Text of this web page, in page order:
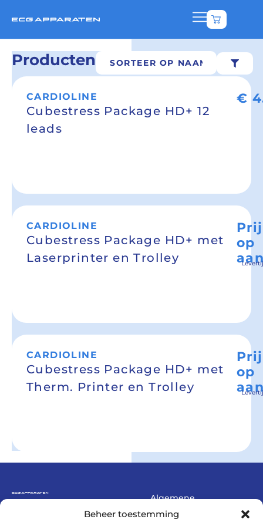
Beheer toestemming
Bekijk
Producten
CARDIOLINE
Cubestress Package HD+ 12
leads
€
CARDIOLINE
Cubestress Package HD+ met
Laserprinter en Trolley
op
CARDIOLINE
Cubestress Package HD+ met
Therm. Printer en Trolley
op
8021 DE Zwolle
Algemene
voorwaarden